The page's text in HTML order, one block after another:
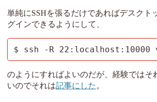
単純にSSHを張るだけであればデスクト
グインできるようにして、
$ ssh -R 22:localhost:10000
のようにすればよいのだが、経験ではそ
いのでそれは記事にした。